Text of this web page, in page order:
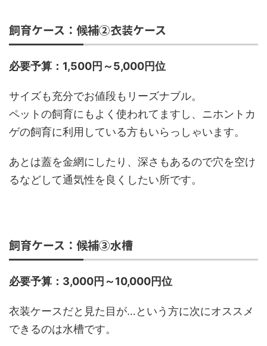
飼育ケース：候補②衣装ケース
必要予算：1,500円～5,000円位
サイズも充分でお値段もリーズナブル。
ペットの飼育にもよく使われてますし、ニホントカ
ゲの飼育に利用している方もいらっしゃいます。
あとは蓋を金網にしたり、深さもあるので穴を空け
るなどして通気性を良くしたい所です。
飼育ケース：候補③水槽
必要予算：3,000円～10,000円位
衣装ケースだと見た目が…という方に次にオススメ
できるのは水槽です。